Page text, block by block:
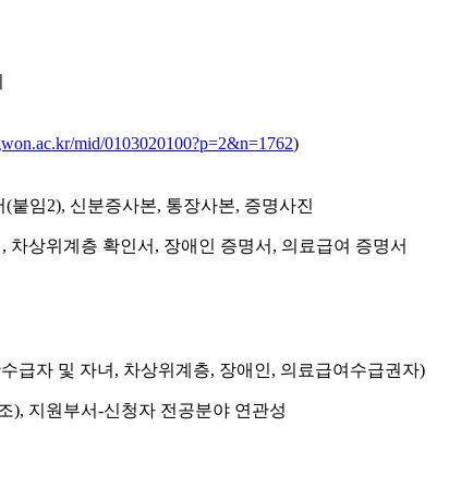
mid/0103020100?p=2&n=1762)
붙임2), 신분증사본, 통장사본, 증명사진
차상위계층 확인서, 장애인 증명서, 의료급여 증명서
급자 및 자녀, 차상위계층, 장애인, 의료급여수급권자)
), 지원부서-신청자 전공분야 연관성